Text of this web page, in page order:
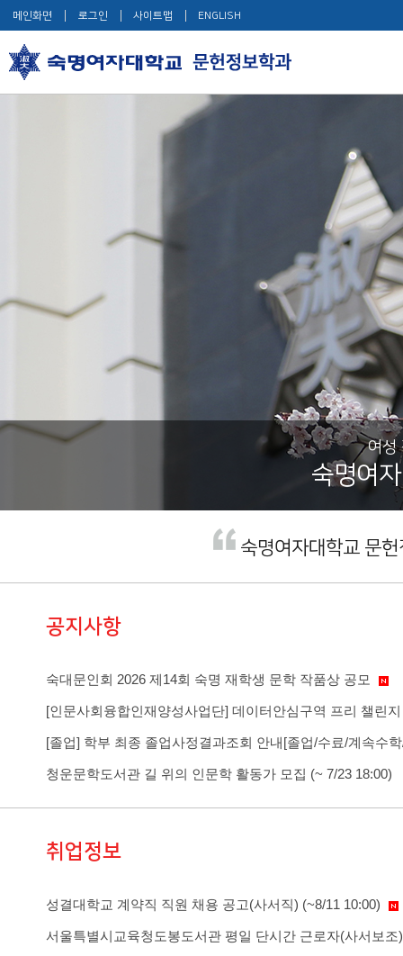
메인화면 로그인 사이트맵 ENGLISH
여성
숙명여
숙명여자대학교 문
숙대문인회 2026 제14회 숙명 재학생 문학 작품상 공모
[인문사회융합인재양성사업단] 데이터안심구역 프리 챌린
[졸업] 학부 최종 졸업사정결과조회 안내[졸업/수료/계속수
청운문학도서관 길 위의 인문학 활동가 모집 (~ 7/23 18:00)
성결대학교 계약직 직원 채용 공고(사서직) (~8/11 10:00)
서울특별시교육청도봉도서관 평일 단시간 근로자(사서보조